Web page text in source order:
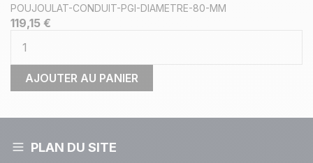
POUJOULAT-CONDUIT-PGI-DIAMETRE-80-MM
119,15 €
AJOUTER AU PANIER
PLAN DU SITE